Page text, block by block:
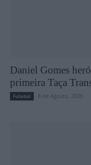
Daniel Gomes
primeira Taça
Futebol 8 de Agosto, 2026